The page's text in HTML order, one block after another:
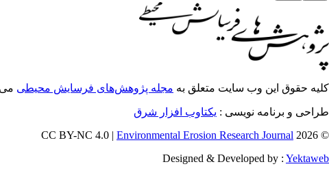
کلیه حقوق این وب سایت متعلق به مجله پژوهش‌های فرسایش محیطی
طراحی و برنامه نویسی : یکتاوب افزار شرق
© 2026 CC BY-NC 4.0 |
Environmental Erosion Research Journal
Designed & Developed by : Yektaweb